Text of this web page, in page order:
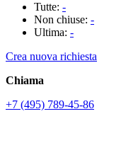
Tutte: -
Non chiuse: -
Ultima: -
Crea nuova richiesta
Chiama
+7 (495) 789-45-86